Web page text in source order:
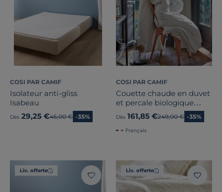
COSI PAR CAMIF
Isolateur anti-gliss
Isabeau
Dès 29,25 €Ancien prix
45,00 € -35%
COSI PAR CAMIF
Couette chaude en duvet
et percale biologique
Camélia
Dès 161,85 €Ancien prix
249,00 € -35%
Français
Liv. offerte Liv. offerte